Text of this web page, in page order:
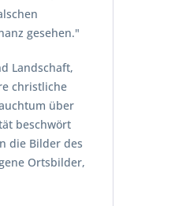
gesehen."
Landschaft,
christliche
über
beschwört
die Bilder des
Ortsbilder,